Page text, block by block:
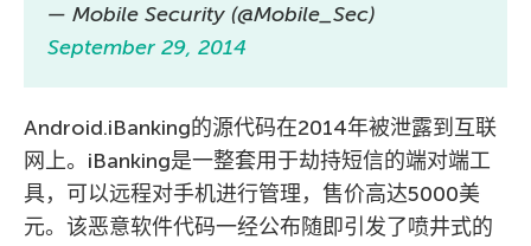
— Mobile Security (@Mobile_Sec)
September 29, 2014
Android.iBanking的源代码在2014年被泄露到互联
网上。iBanking是一整套用于劫持短信的端对端工
具，可以远程对手机进行管理，售价高达5000美
元。该恶意软件代码一经公布随即引发了喷井式的